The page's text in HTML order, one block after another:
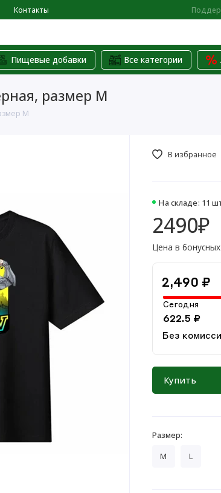
Контакты
Пищевые добавки Все категории
размер M
M
На складе: 11
2490₽
Цена в
2,490 ₽
Сегодня
622.5 ₽
Без
Купить
В избранное
Размер:
M
L